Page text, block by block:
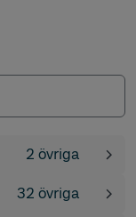
2 övriga
2 övriga
32 övriga
32 övriga